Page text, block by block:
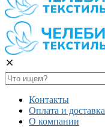
Контакты
Оплата и доставка
О компании